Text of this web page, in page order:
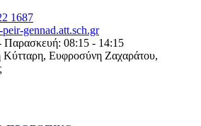
1687
gennad.att.sch.gr
Παρασκευή: 08:15 - 14:15
Κύτταρη, Ευφροσύνη Ζαχαράτου,